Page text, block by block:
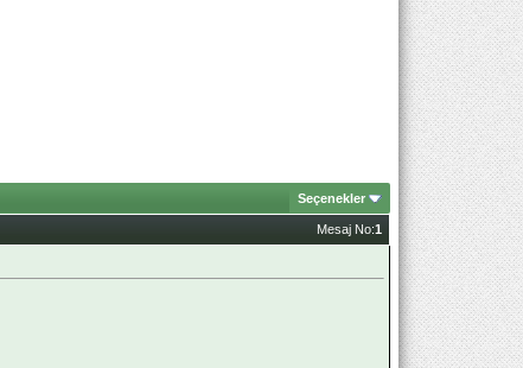
Seçenekler
Mesaj No:1